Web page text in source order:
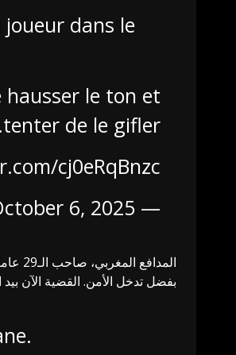
dans le
hausser le ton et
tenter de le gifler.
cj0eRqBnzc
— Massilia Zone (@MassiliaZone)
6, 2025
بفضل تدخل الأمن. القضية الآن